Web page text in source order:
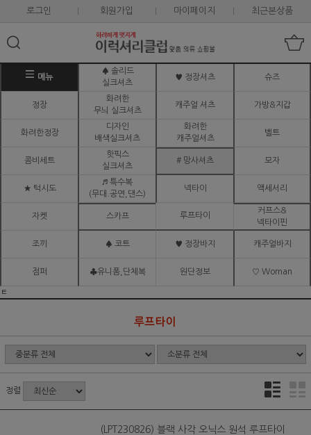
로그인 회원가입 마이페이지 최근본상품
메뉴
♠ 솔리드
실크셔츠
♥ 정장셔츠 슈즈
정장
화려한
무늬 실크셔츠
캐주얼 셔츠 가방&지갑
화려한정장
디자인
배색실크셔츠
화려한
캐주얼셔츠
벨트
콤비세트
핫픽스
실크셔츠
# 망사셔츠 모자
★ 턱시도
♬ 특수복
(무대.공연,댄스)
넥타이 액세서리
자켓 스카프 루프타이
커프스&
넥타이핀
조끼 ♠ 코트 ♥ 정장바지 캐주얼바지
점퍼 ♣유니폼,단체복 원단정보 ♡ Woman
ㅌ
루프타이
정렬
(LPT230826) 블랙 사각 오닉스 원석 루프타이